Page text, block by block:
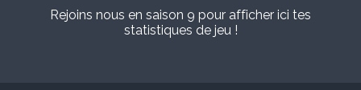
Rejoins nous en saison 9 pour afficher ici tes
statistiques de jeu !